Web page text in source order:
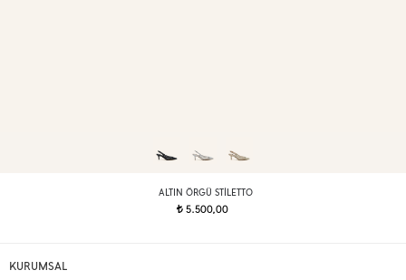
ALTIN ÖRGÜ STILETTO
t5.500,00
KURUMSAL